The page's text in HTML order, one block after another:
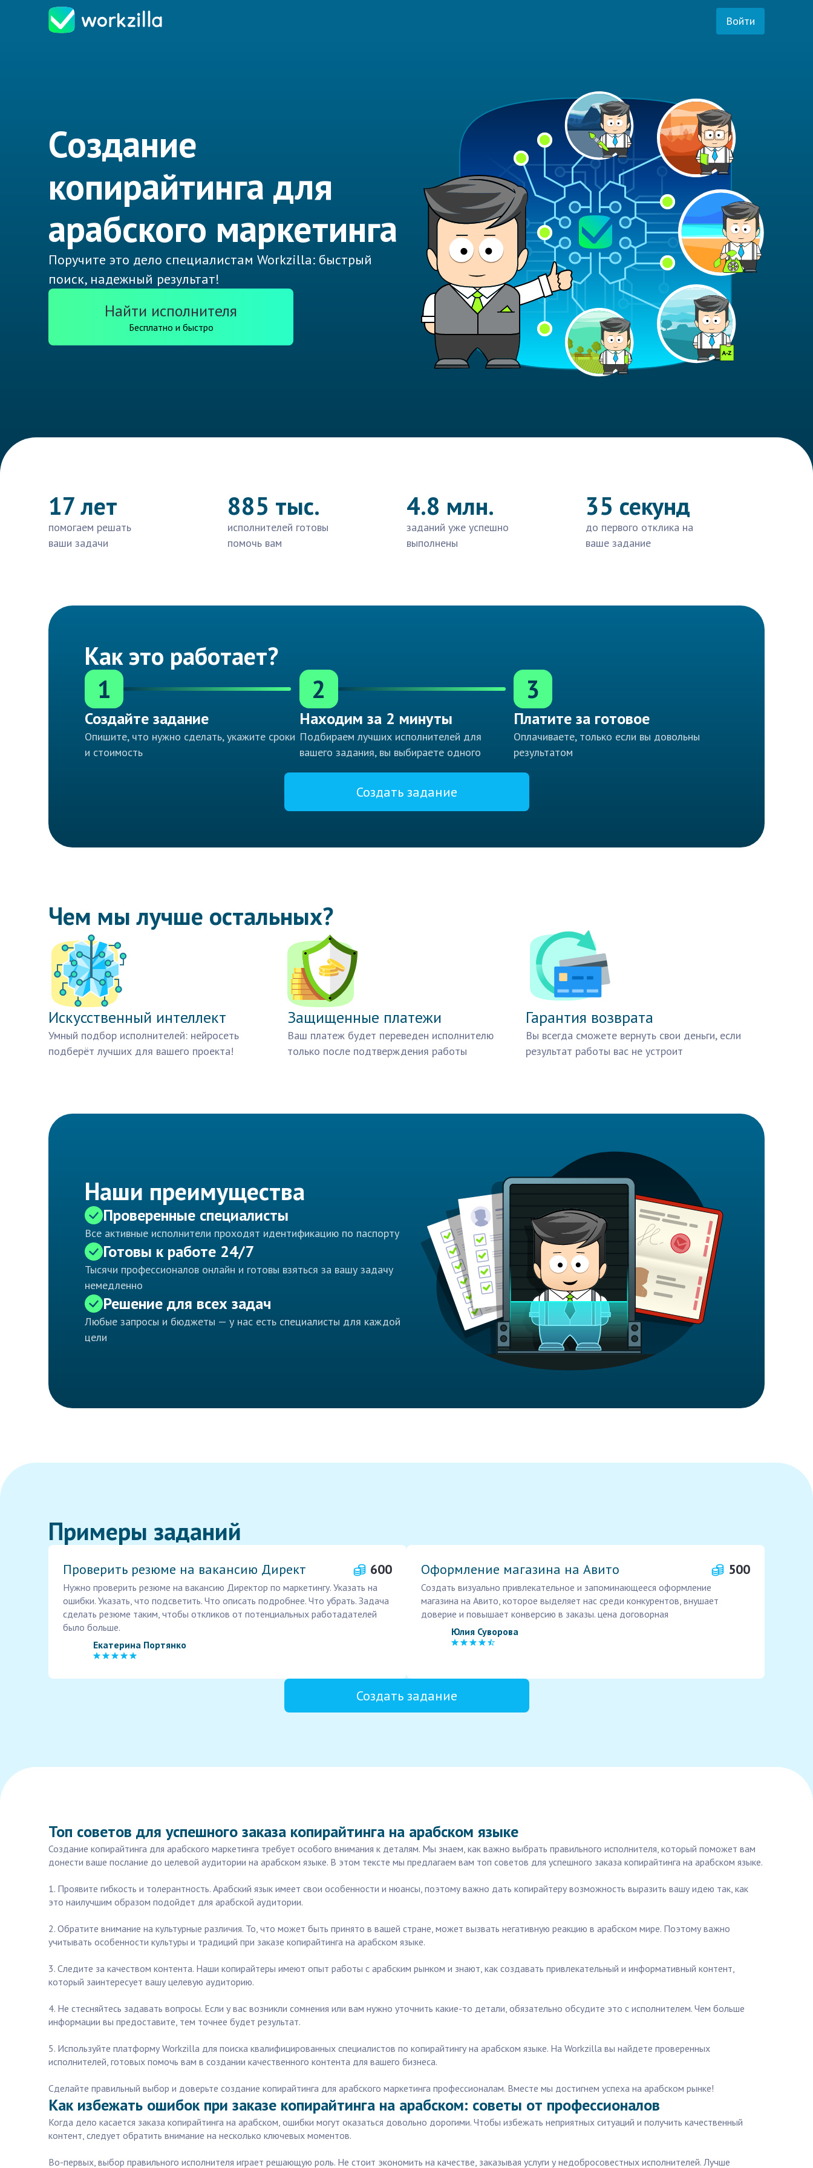
Войти
Создание
копирайтинга для
арабского маркетинга
Поручите это дело специалистам Workzilla: быстрый
поиск, надежный результат!
Найти исполнителя
Бесплатно и быстро
17 лет
помогаем решать
ваши задачи
885 тыс.
исполнителей готовы
помочь вам
4.8 млн.
заданий уже успешно
выполнены
35 секунд
до первого отклика на
ваше задание
Как это работает?
1
Создайте задание
Опишите, что нужно сделать, укажите сроки
и стоимость
2
Находим за 2 минуты
Подбираем лучших исполнителей для
вашего задания, вы выбираете одного
3
Платите за готовое
Оплачиваете, только если вы довольны
результатом
Создать задание
Чем мы лучше остальных?
Искусственный интеллект
Умный подбор исполнителей: нейросеть
подберёт лучших для вашего проекта!
Защищенные платежи
Ваш платеж будет переведен исполнителю
только после подтверждения работы
Гарантия возврата
Вы всегда сможете вернуть свои деньги, если
результат работы вас не устроит
Наши преимущества
Проверенные специалисты
Все активные исполнители проходят идентификацию по паспорту
Готовы к работе 24/7
Тысячи профессионалов онлайн и готовы взяться за вашу задачу
немедленно
Решение для всех задач
Любые запросы и бюджеты — у нас есть специалисты для каждой
цели
Примеры заданий
Проверить резюме на вакансию Директ 600
Нужно проверить резюме на вакансию Директор по маркетингу. Указать на
ошибки. Указать, что подсветить. Что описать подробнее. Что убрать. Задача
сделать резюме таким, чтобы откликов от потенциальных работадателей
было больше.
Екатерина Портянко
Оформление магазина на Авито 500
Создать визуально привлекательное и запоминающееся оформление
магазина на Авито, которое выделяет нас среди конкурентов, внушает
доверие и повышает конверсию в заказы. цена договорная
Юлия Суворова
Создать задание
Топ советов для успешного заказа копирайтинга на арабском языке
Создание копирайтинга для арабского маркетинга требует особого внимания к деталям. Мы знаем, как важно выбрать правильного исполнителя, который поможет вам
донести ваше послание до целевой аудитории на арабском языке. В этом тексте мы предлагаем вам топ советов для успешного заказа копирайтинга на арабском языке.
1. Проявите гибкость и толерантность. Арабский язык имеет свои особенности и нюансы, поэтому важно дать копирайтеру возможность выразить вашу идею так, как
это наилучшим образом подойдет для арабской аудитории.
2. Обратите внимание на культурные различия. То, что может быть принято в вашей стране, может вызвать негативную реакцию в арабском мире. Поэтому важно
учитывать особенности культуры и традиций при заказе копирайтинга на арабском языке.
3. Следите за качеством контента. Наши копирайтеры имеют опыт работы с арабским рынком и знают, как создавать привлекательный и информативный контент,
который заинтересует вашу целевую аудиторию.
4. Не стесняйтесь задавать вопросы. Если у вас возникли сомнения или вам нужно уточнить какие-то детали, обязательно обсудите это с исполнителем. Чем больше
информации вы предоставите, тем точнее будет результат.
5. Используйте платформу Workzilla для поиска квалифицированных специалистов по копирайтингу на арабском языке. На Workzilla вы найдете проверенных
исполнителей, готовых помочь вам в создании качественного контента для вашего бизнеса.
Сделайте правильный выбор и доверьте создание копирайтинга для арабского маркетинга профессионалам. Вместе мы достигнем успеха на арабском рынке!
Как избежать ошибок при заказе копирайтинга на арабском: советы от профессионалов
Когда дело касается заказа копирайтинга на арабском, ошибки могут оказаться довольно дорогими. Чтобы избежать неприятных ситуаций и получить качественный
контент, следует обратить внимание на несколько ключевых моментов.
Во-первых, выбор правильного исполнителя играет решающую роль. Не стоит экономить на качестве, заказывая услуги у недобросовестных исполнителей. Лучше